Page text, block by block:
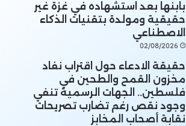
بابنها بعد استشهاده في غزة غير
حقيقية ومولدة بتقنيات الذكاء
الاصطناعي
02/08/2026
حقيقة الادعاء حول اقتراب نفاد
مخزون القمح والطحين في
فلسطين.. الجهات الرسمية تنفي
وجود نقص رغم تضارب تصريحات
نقابة أصحاب المخابز